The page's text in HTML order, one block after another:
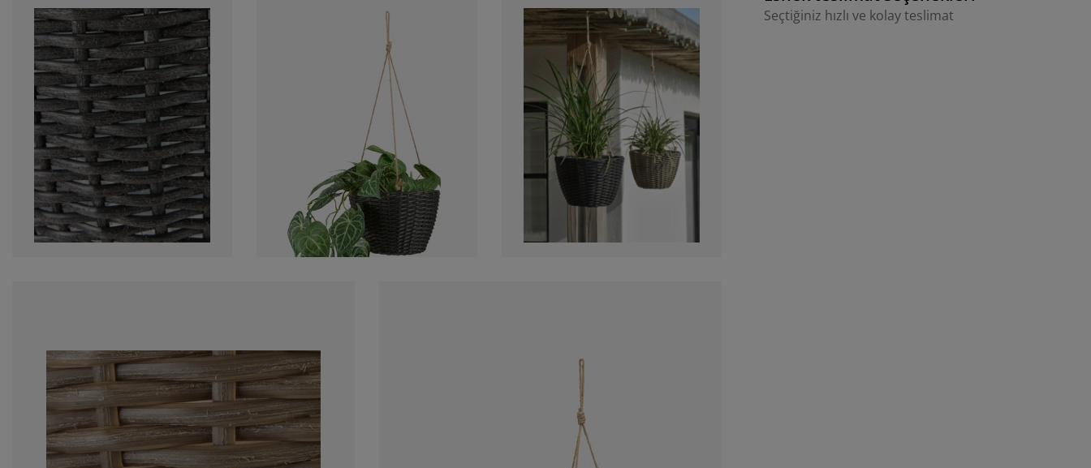
Seçtiğiniz hızlı ve kolay teslimat